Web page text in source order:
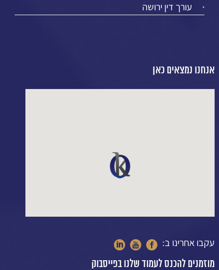
עורך דין ירושה
אנחנו נמצאים כאן
עקבו אחרינו ב:
מוזמנים להכנס לעמוד שלנו בפייסבוק